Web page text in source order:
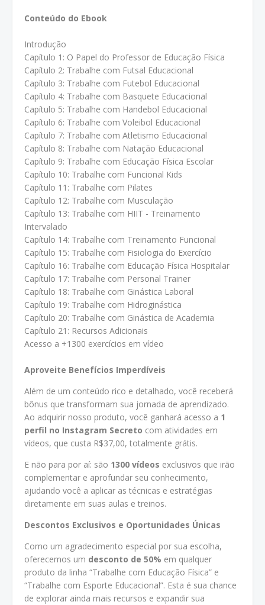
Conteúdo do Ebook
Introdução
Capítulo 1: O Papel do Professor de Educação Física
Capítulo 2: Trabalhe com Futsal Educacional
Capítulo 3: Trabalhe com Futebol Educacional
Capítulo 4: Trabalhe com Basquete Educacional
Capítulo 5: Trabalhe com Handebol Educacional
Capítulo 6: Trabalhe com Voleibol Educacional
Capítulo 7: Trabalhe com Atletismo Educacional
Capítulo 8: Trabalhe com Natação Educacional
Capítulo 9: Trabalhe com Educação Física Escolar
Capítulo 10: Trabalhe com Funcional Kids
Capítulo 11: Trabalhe com Pilates
Capítulo 12: Trabalhe com Musculação
Capítulo 13: Trabalhe com HIIT - Treinamento
Intervalado
Capítulo 14: Trabalhe com Treinamento Funcional
Capítulo 15: Trabalhe com Fisiologia do Exercício
Capítulo 16: Trabalhe com Educação Física Hospitalar
Capítulo 17: Trabalhe com Personal Trainer
Capítulo 18: Trabalhe com Ginástica Laboral
Capítulo 19: Trabalhe com Hidroginástica
Capítulo 20: Trabalhe com Ginástica de Academia
Capítulo 21: Recursos Adicionais
Acesso a +1300 exercícios em vídeo
Aproveite Benefícios Imperdíveis
Além de um conteúdo rico e detalhado, você receberá
bônus que transformam sua jornada de aprendizado.
Ao adquirir nosso produto, você ganhará acesso a 1
perfil no Instagram Secreto com atividades em
vídeos, que custa R$37,00, totalmente grátis.
E não para por aí: são 1300 vídeos exclusivos que irão
complementar e aprofundar seu conhecimento,
ajudando você a aplicar as técnicas e estratégias
diretamente em suas aulas e treinos.
Descontos Exclusivos e Oportunidades Únicas
Como um agradecimento especial por sua escolha,
oferecemos um desconto de 50% em qualquer
produto da linha “Trabalhe com Educação Física” e
“Trabalhe com Esporte Educacional”. Esta é sua chance
de explorar ainda mais recursos e expandir sua